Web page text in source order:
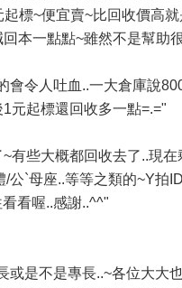
起標~便宜賣~比回收價高
本一點點~雖然不是幫助
會令人吐血..一大倉庫說
元起標還回收多一點=.="
有些大概都回收去了..現在
/公`母座..等等之類的~Y拍
看喔..感謝..^^"
或是不是專長..~各位大大